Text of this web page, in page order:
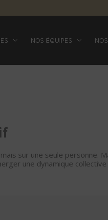
NOS ÉQUIPES
sur une seule personne.
une dynamique